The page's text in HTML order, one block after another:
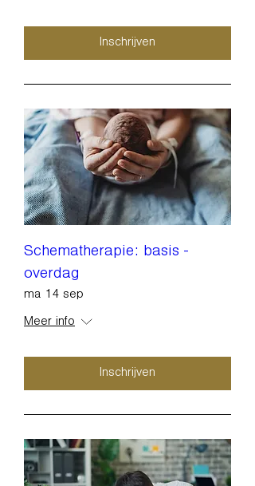
Inschrijven
Schematherapie: basis -
overdag
ma 14 sep
Meer info
Inschrijven